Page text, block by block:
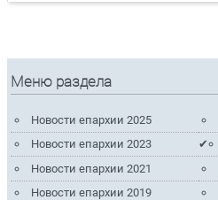
Меню раздела
Новости епархии 2025
Новости епархии 2023
Новости епархии 2021
Новости епархии 2019